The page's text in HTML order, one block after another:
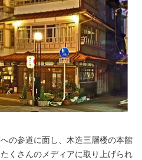
の参道に面し、木造三層楼の本館
くさんのメディアに取り上げられ